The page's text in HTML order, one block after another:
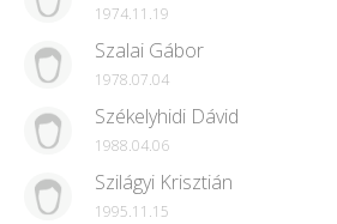
1974.11.19
Szalai Gábor
1978.07.04
Székelyhidi Dávid
1988.04.06
Szilágyi Krisztián
1995.11.15